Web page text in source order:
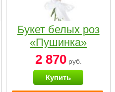
Букет белых роз
«Пушинка»
2 870руб.
Купить